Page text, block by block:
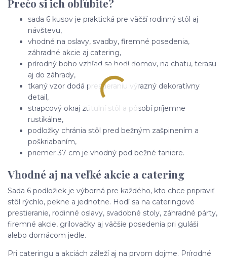
Prečo si ich obľúbite?
sada 6 kusov je praktická pre väčší rodinný stôl aj
návštevu,
vhodné na oslavy, svadby, firemné posedenia,
záhradné akcie aj catering,
prírodný boho vzhľad sa hodí domov, na chatu, terasu
aj do záhrady,
tkaný vzor dodá prestieraniu výrazný dekoratívny
detail,
strapcový okraj zútulní stôl a pôsobí príjemne
rustikálne,
podložky chránia stôl pred bežným zašpinením a
poškriabaním,
priemer 37 cm je vhodný pod bežné taniere.
Vhodné aj na veľké akcie a catering
Sada 6 podložiek je výborná pre každého, kto chce pripraviť
stôl rýchlo, pekne a jednotne. Hodí sa na cateringové
prestieranie, rodinné oslavy, svadobné stoly, záhradné párty,
firemné akcie, grilovačky aj väčšie posedenia pri guláši
alebo domácom jedle.
Pri cateringu a akciách záleží aj na prvom dojme. Prírodné